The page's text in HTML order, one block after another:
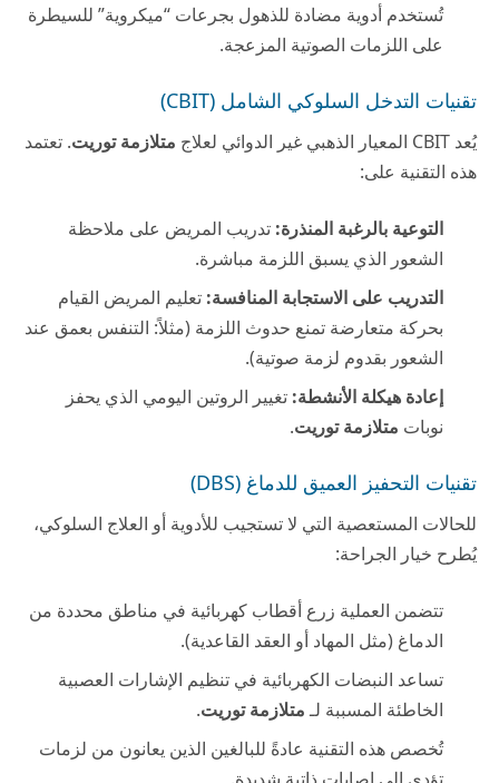
تُستخدم أدوية مضادة للذهول بجرعات “ميكروية” للسيطرة
على اللزمات الصوتية المزعجة.
تقنيات التدخل السلوكي الشامل (CBIT)
يُعد CBIT المعيار الذهبي غير الدوائي لعلاج متلازمة توريت. تعتمد
هذه التقنية على:
التوعية بالرغبة المنذرة: تدريب المريض على ملاحظة
الشعور الذي يسبق اللزمة مباشرة.
التدريب على الاستجابة المنافسة: تعليم المريض القيام
بحركة متعارضة تمنع حدوث اللزمة (مثلاً: التنفس بعمق عند
الشعور بقدوم لزمة صوتية).
إعادة هيكلة الأنشطة: تغيير الروتين اليومي الذي يحفز
نوبات متلازمة توريت.
تقنيات التحفيز العميق للدماغ (DBS)
للحالات المستعصية التي لا تستجيب للأدوية أو العلاج السلوكي،
يُطرح خيار الجراحة:
تتضمن العملية زرع أقطاب كهربائية في مناطق محددة من
الدماغ (مثل المهاد أو العقد القاعدية).
تساعد النبضات الكهربائية في تنظيم الإشارات العصبية
الخاطئة المسببة لـمتلازمة توريت.
تُخصص هذه التقنية عادةً للبالغين الذين يعانون من لزمات